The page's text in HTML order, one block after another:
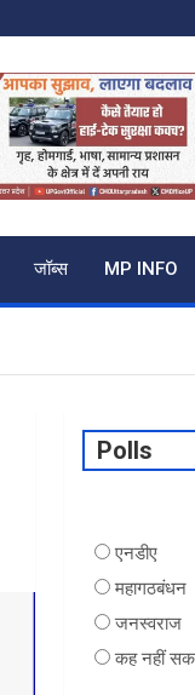
जॉब्स MP INFO
Polls
एनडीए
महागठबंधन
जनस्वराज
कह नहीं